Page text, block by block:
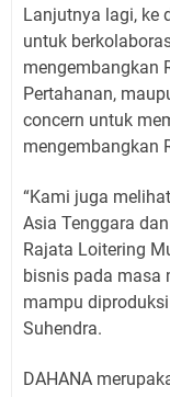
Lanjutnya lagi, ke
untuk
mengembangkan
Pertahanan,
concern untuk
mengembangkan
“Kami juga
Asia Tenggara
Rajata Loitering
bisnis pada masa
mampu
Suhendra.
DAHANA